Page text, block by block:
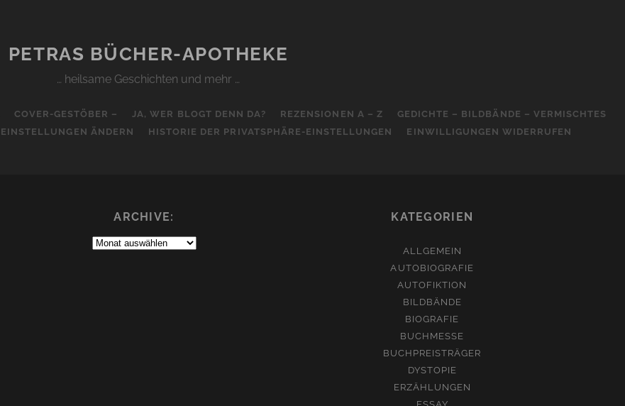
PETRAS BÜCHER-APOTHEKE
… heilsame Geschichten und mehr …
COVER-GESTÖBER – JA, WER BLOGT DENN DA? REZENSIONEN A – Z
GEDICHTE – BILDBÄNDE – VERMISCHTES
ÄNDERN HISTORIE DER PRIVATSPHÄRE-EINSTELLUNGEN EINWILLIGUNGEN WIDERRUFEN
ARCHIVE:
Archive:
KATEGORIEN
ALLGEMEIN
AUTOBIOGRAFIE
AUTOFIKTION
BILDBÄNDE
BIOGRAFIE
BUCHMESSE
BUCHPREISTRÄGER
DYSTOPIE
ERZÄHLUNGEN